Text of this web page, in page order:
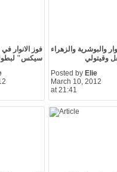
فوز الانوار في
سيكس"
والبوشرية والزهراء
وقيتولي
Posted by Elie
March 10, 2012
at 21:41